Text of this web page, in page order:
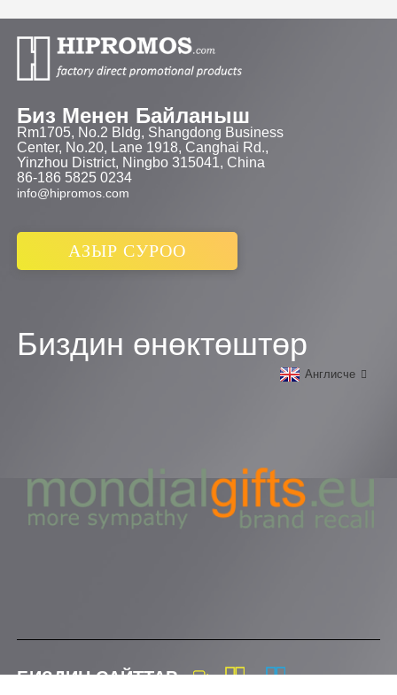
Биз Менен Байланыш
Rm1705, No.2 Bldg, Shangdong Business
Center, No.20, Lane 1918, Canghai Rd.,
Yinzhou District, Ningbo 315041, China
86-186 5825 0234
info@hipromos.com
АЗЫР СУРОО
Биздин өнөктөштөр
Англисче
БИЗДИН САЙТТАР